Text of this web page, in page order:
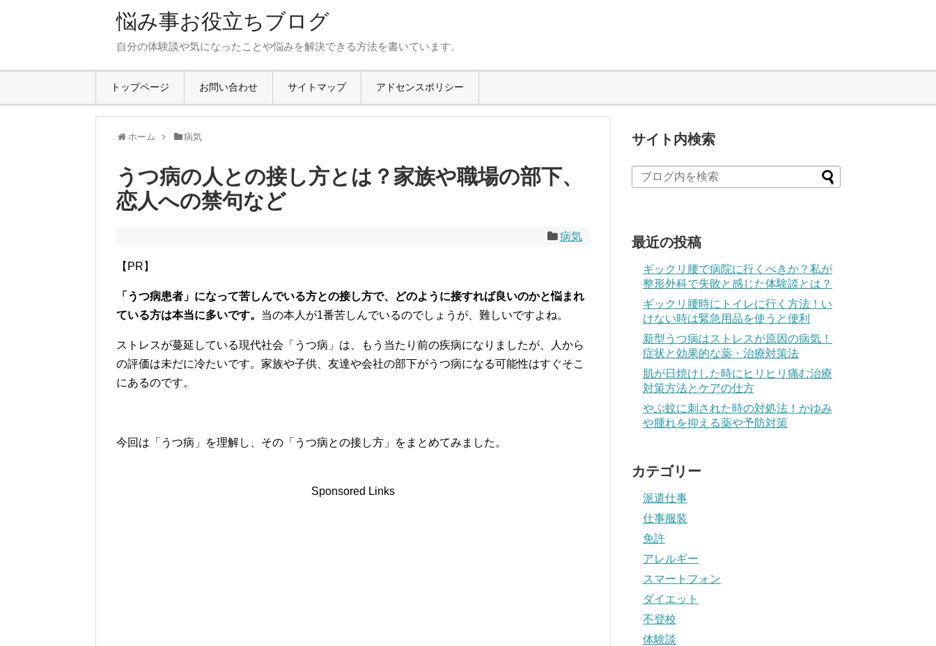
悩み事お役立ちブログ
自分の体験談や気になったことや悩みを解決できる方法を書いています。
トップページ お問い合わせ サイトマップ アドセンスポリシー
ホーム 病気
うつ病の人との接し方とは？家族や職場の部下、
恋人への禁句など
病気
【PR】
「うつ病患者」になって苦しんでいる方との接し方で、どのように接すれば良いのかと悩まれ
ている方は本当に多いです。 当の本人が1番苦しんでいるのでしょうが、難しいですよね。
ストレスが蔓延している現代社会「うつ病」は、もう当たり前の疾病になりましたが、人から
の評価は未だに冷たいです。家族や子供、友達や会社の部下がうつ病になる可能性はすぐそこ
にあるのです。
今回は「うつ病」を理解し、その「うつ病との接し方」をまとめてみました。
Sponsored Links
サイト内検索
最近の投稿
ギックリ腰で病院に行くべきか？私が
整形外科で失敗と感じた体験談とは？
ギックリ腰時にトイレに行く方法！い
けない時は緊急用品を使うと便利
新型うつ病はストレスが原因の病気！
症状と効果的な薬・治療対策法
肌が日焼けした時にヒリヒリ痛む治療
対策方法とケアの仕方
やぶ蚊に刺された時の対処法！かゆみ
や腫れを抑える薬や予防対策
カテゴリー
派遣仕事
仕事服装
免許
アレルギー
スマートフォン
ダイエット
不登校
体験談